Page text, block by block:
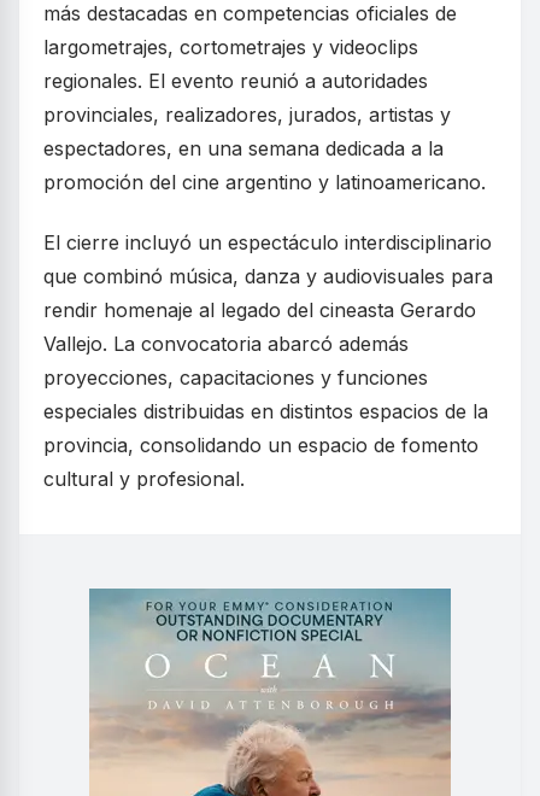
más destacadas en competencias oficiales de
largometrajes, cortometrajes y videoclips
regionales. El evento reunió a autoridades
provinciales, realizadores, jurados, artistas y
espectadores, en una semana dedicada a la
promoción del cine argentino y latinoamericano.
El cierre incluyó un espectáculo interdisciplinario
que combinó música, danza y audiovisuales para
rendir homenaje al legado del cineasta Gerardo
Vallejo. La convocatoria abarcó además
proyecciones, capacitaciones y funciones
especiales distribuidas en distintos espacios de la
provincia, consolidando un espacio de fomento
cultural y profesional.